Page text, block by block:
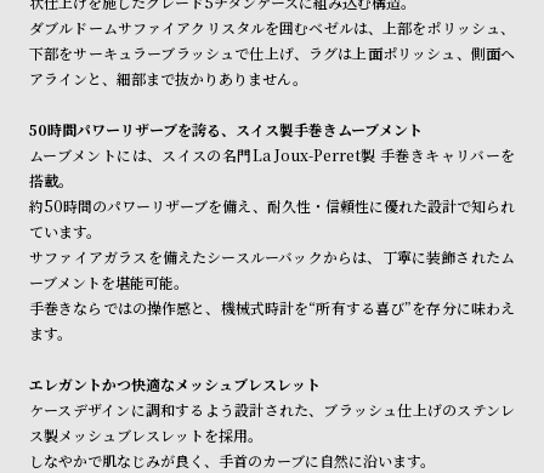
替
え
ベ
ト
ア
ッ
プ
ウ
ォ
ッ
チ
バ
ン
そ
の
他
限
定
/
ダブルドームサファイアクリスタルを囲むベゼルは、上部をポリッシュ、
下部をサーキュラーブラッシュで仕上げ、ラグは上面ポリッシュ、側面ヘ
アラインと、細部まで抜かりありません。
50時間パワーリザーブを誇る、スイス製手巻きムーブメント
ムーブメントには、スイスの名門La Joux-Perret製 手巻きキャリバーを
搭載。
約50時間のパワーリザーブを備え、耐久性・信頼性に優れた設計で知られ
ています。
サファイアガラスを備えたシースルーバックからは、丁寧に装飾されたム
ーブメントを堪能可能。
手巻きならではの操作感と、機械式時計を“所有する喜び”を存分に味わえ
ます。
エレガントかつ快適なメッシュブレスレット
ケースデザインに調和するよう設計された、ブラッシュ仕上げのステンレ
ス製メッシュブレスレットを採用。
しなやかで肌なじみが良く、手首のカーブに自然に沿います。